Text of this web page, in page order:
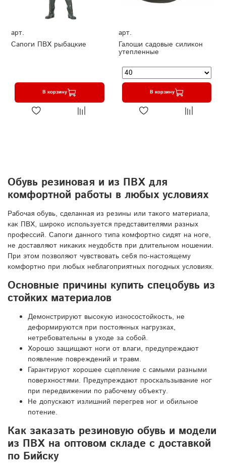
арт.
Сапоги ПВХ рыбацкие
В корзину
арт.
Галоши садовые силикон
утепленные
В корзину
Обувь резиновая и из ПВХ для
комфортной работы в любых условиях
Рабочая обувь, сделанная из резины или такого материала,
как ПВХ, широко используется представителями разных
профессий. Сапоги данного типа комфортно сидят на ноге,
не доставляют никаких неудобств при длительном ношении.
При этом позволяют чувствовать себя по-настоящему
комфортно при любых неблагоприятных погодных условиях.
Основные причины купить спецобувь из
стойких материалов
Демонстрируют высокую износостойкость, не
деформируются при постоянных нагрузках,
нетребовательны в уходе за собой.
Хорошо защищают ноги от влаги, предупреждают
появление повреждений и травм.
Гарантируют хорошее сцепление с самыми разными
поверхностями. Предупреждают проскальзывание ног
при передвижении по рабочему объекту.
Не допускают излишний перегрев ног и обильное
потение.
Как заказать резиновую обувь и модели
из ПВХ на оптовом складе с доставкой
по Бийску